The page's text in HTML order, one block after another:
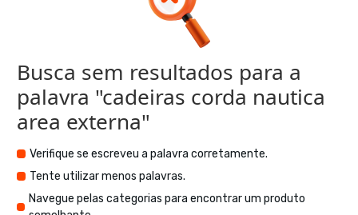
Busca sem resultados para a
palavra "cadeiras corda nautica
area externa"
Verifique se escreveu a palavra corretamente.
Tente utilizar menos palavras.
Navegue pelas categorias para encontrar um produto